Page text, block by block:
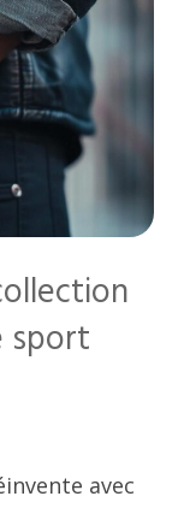
sport
avec